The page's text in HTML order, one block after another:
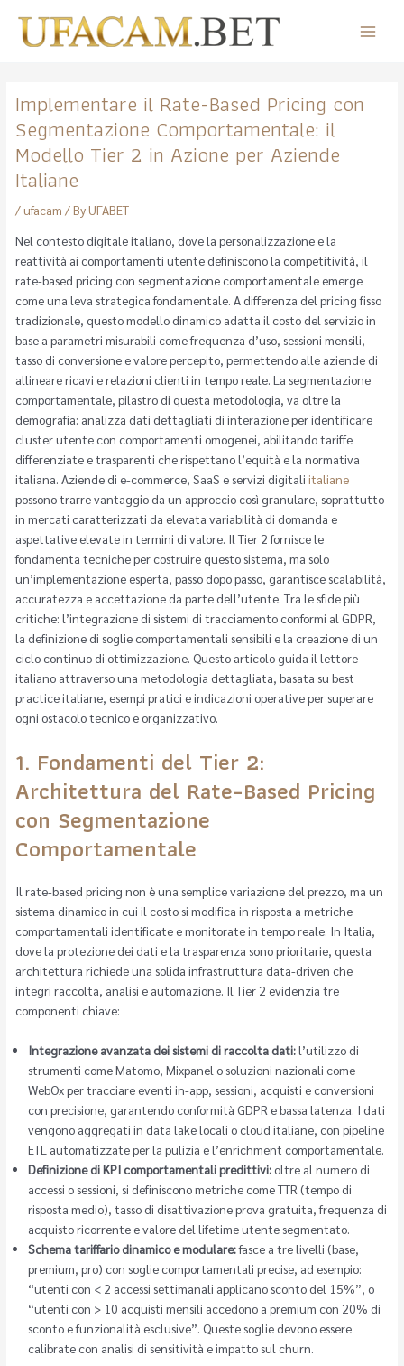
content
Main
Implementare il Rate-Based Pricing con
Segmentazione Comportamentale: il
Modello Tier 2 in Azione per Aziende
Italiane
/ufacam / ByUFABET
Nel contesto digitale italiano, dove la personalizzazione e la
reattività ai comportamenti utente definiscono la competitività, il
rate-based pricing con segmentazione comportamentale emerge
come una leva strategica fondamentale. A differenza del pricing fisso
tradizionale, questo modello dinamico adatta il costo del servizio in
base a parametri misurabili come frequenza d’uso, sessioni mensili,
tasso di conversione e valore percepito, permettendo alle aziende di
allineare ricavi e relazioni clienti in tempo reale. La segmentazione
comportamentale, pilastro di questa metodologia, va oltre la
demografia: analizza dati dettagliati di interazione per identificare
cluster utente con comportamenti omogenei, abilitando tariffe
differenziate e trasparenti che rispettano l’equità e la normativa
italiana. Aziende di e-commerce, SaaS e servizi digitaliitaliane
possono trarre vantaggio da un approccio così granulare, soprattutto
in mercati caratterizzati da elevata variabilità di domanda e
aspettative elevate in termini di valore. Il Tier 2 fornisce le
fondamenta tecniche per costruire questo sistema, ma solo
un’implementazione esperta, passo dopo passo, garantisce scalabilità,
accuratezza e accettazione da parte dell’utente. Tra le sfide più
critiche: l’integrazione di sistemi di tracciamento conformi al GDPR,
la definizione di soglie comportamentali sensibili e la creazione di un
ciclo continuo di ottimizzazione. Questo articolo guida il lettore
italiano attraverso una metodologia dettagliata, basata su best
practice italiane, esempi pratici e indicazioni operative per superare
ogni ostacolo tecnico e organizzativo.
1. Fondamenti del Tier 2:
Architettura del Rate-Based Pricing
con Segmentazione
Comportamentale
Il rate-based pricing non è una semplice variazione del prezzo, ma un
sistema dinamico in cui il costo si modifica in risposta a metriche
comportamentali identificate e monitorate in tempo reale. In Italia,
dove la protezione dei dati e la trasparenza sono prioritarie, questa
architettura richiede una solida infrastruttura data-driven che
integri raccolta, analisi e automazione. Il Tier 2 evidenzia tre
componenti chiave:
Integrazione avanzata dei sistemi di raccolta dati:l’utilizzo di
strumenti come Matomo, Mixpanel o soluzioni nazionali come
WebOx per tracciare eventi in-app, sessioni, acquisti e conversioni
con precisione, garantendo conformità GDPR e bassa latenza. I dati
vengono aggregati in data lake locali o cloud italiane, con pipeline
ETL automatizzate per la pulizia e l’enrichment comportamentale.
Definizione di KPI comportamentali predittivi:oltre al numero di
accessi o sessioni, si definiscono metriche come TTR (tempo di
risposta medio), tasso di disattivazione prova gratuita, frequenza di
acquisto ricorrente e valore del lifetime utente segmentato.
Schema tariffario dinamico e modulare:fasce a tre livelli (base,
premium, pro) con soglie comportamentali precise, ad esempio:
“utenti con < 2 accessi settimanali applicano sconto del 15%”, o
“utenti con > 10 acquisti mensili accedono a premium con 20% di
sconto e funzionalità esclusive”. Queste soglie devono essere
calibrate con analisi di sensitività e impatto sul churn.